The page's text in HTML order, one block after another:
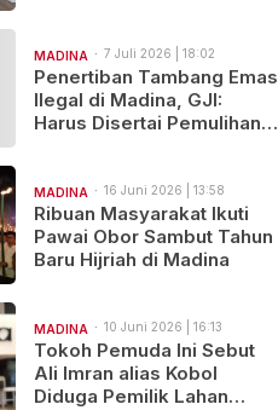
MADINA 7 Juli 2026 | 18:02
Penertiban Tambang Emas
Ilegal di Madina, GJI:
Harus Disertai Pemulihan
MADINA 16 Juni 2026 | 13:58
Ribuan Masyarakat Ikuti
Pawai Obor Sambut Tahun
Baru Hijriah di Madina
MADINA 10 Juni 2026 | 16:13
Tokoh Pemuda Ini Sebut
Ali Imran alias Kobol
Diduga Pemilik Lahan